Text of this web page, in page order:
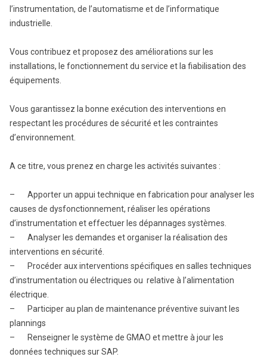
l’instrumentation, de l’automatisme et de l’informatique
industrielle.
Vous contribuez et proposez des améliorations sur les
installations, le fonctionnement du service et la fiabilisation des
équipements.
Vous garantissez la bonne exécution des interventions en
respectant les procédures de sécurité et les contraintes
d’environnement.
A ce titre, vous prenez en charge les activités suivantes :
– Apporter un appui technique en fabrication pour analyser les
causes de dysfonctionnement, réaliser les opérations
d’instrumentation et effectuer les dépannages systèmes.
– Analyser les demandes et organiser la réalisation des
interventions en sécurité.
– Procéder aux interventions spécifiques en salles techniques
d’instrumentation ou électriques ou relative à l’alimentation
électrique.
– Participer au plan de maintenance préventive suivant les
plannings
– Renseigner le système de GMAO et mettre à jour les
données techniques sur SAP.